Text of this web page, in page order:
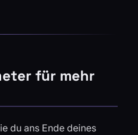
für mehr
du ans Ende deines